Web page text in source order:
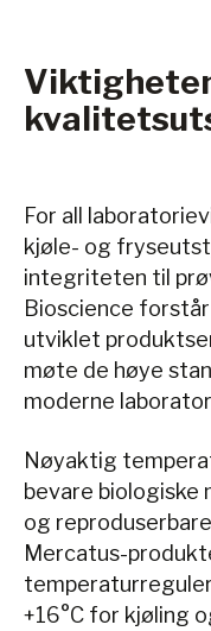
For all
kjøle- og
integriteten til
Bioscience
utviklet
møte de høye
moderne
Nøyaktig
bevare biologiske
og
Mercatus-
+16°C for kjøling